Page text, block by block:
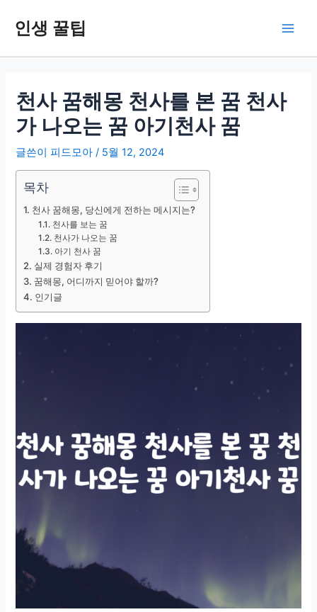
로
인생 꿀팁
천사 꿈해몽 천사를 본 꿈 천사
가 나오는 꿈 아기천사 꿈
글쓴이 피드모아/ 5월 12, 2024
목차
천사 꿈해몽, 당신에게 전하는 메시지는?
천사를 보는 꿈
천사가 나오는 꿈
아기 천사 꿈
실제 경험자 후기
꿈해몽, 어디까지 믿어야 할까?
인기글